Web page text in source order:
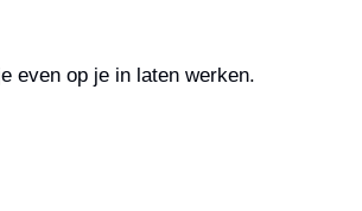
even op je in laten werken.